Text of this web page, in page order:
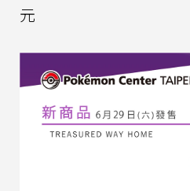
元